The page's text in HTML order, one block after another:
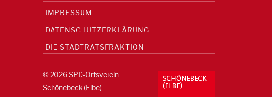
IMPRESSUM
DATENSCHUTZERKLÄRUNG
DIE STADTRATSFRAKTION
© 2026 SPD-Ortsverein
Schönebeck (Elbe)